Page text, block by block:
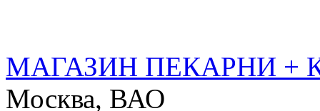
МАГАЗИН ПЕКАРНИ +
Москва, ВАО